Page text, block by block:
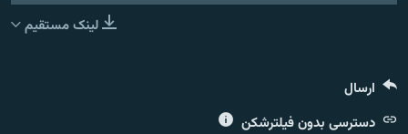
لینک مستقیم
ارسال
دسترسی بدون فیلترشکن